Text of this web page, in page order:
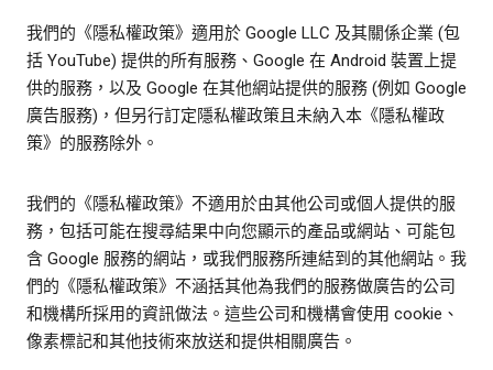
我們的《隱私權政策》適用於 Google LLC 及其關係企業 (包
括 YouTube) 提供的所有服務、Google 在 Android 裝置上提
供的服務，以及 Google 在其他網站提供的服務 (例如 Google
廣告服務)，但另行訂定隱私權政策且未納入本《隱私權政
策》的服務除外。
我們的《隱私權政策》不適用於由其他公司或個人提供的服
務，包括可能在搜尋結果中向您顯示的產品或網站、可能包
含 Google 服務的網站，或我們服務所連結到的其他網站。我
們的《隱私權政策》不涵括其他為我們的服務做廣告的公司
和機構所採用的資訊做法。這些公司和機構會使用 cookie、
像素標記和其他技術來放送和提供相關廣告。